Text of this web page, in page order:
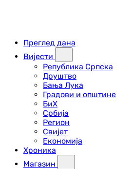
Преглед дана
Вијести
Република Српска
Друштво
Бања Лука
Градови и општине
БиХ
Србија
Регион
Свијет
Економија
Хроника
Магазин